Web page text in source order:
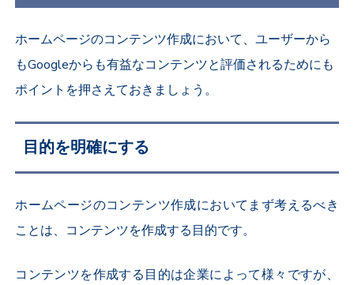
ホームページのコンテンツ作成において、ユーザーから
もGoogleからも有益なコンテンツと評価されるためにも
ポイントを押さえておきましょう。
目的を明確にする
ホームページのコンテンツ作成においてまず考えるべき
ことは、コンテンツを作成する目的です。
コンテンツを作成する目的は企業によって様々ですが、